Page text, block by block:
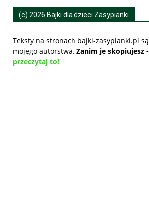
(c) 2026 Bajki dla dzieci Zasypianki
Teksty na stronach bajki-zasypianki.pl są
mojego autorstwa. Zanim je skopiujesz -
przeczytaj to!